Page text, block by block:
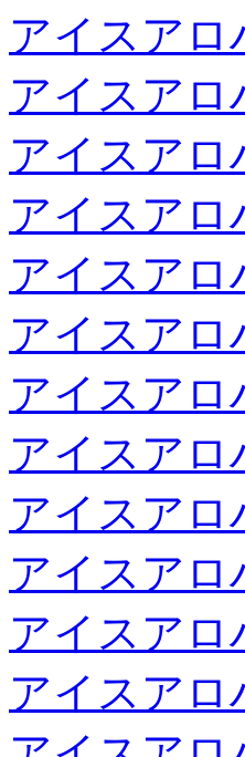
アイスアロ
アイスアロ
アイスアロ
アイスアロ
アイスアロ
アイスアロ
アイスアロ
アイスアロ
アイスアロ
アイスアロ
アイスアロ
アイスアロ